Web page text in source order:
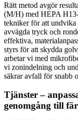
Rätt metod avgör
(M/H) med HEPA
tekniker för att
avvägda tryck och
effektiva,
styrs för att skydda
arbetar vi med
vi zonindelning och
säkrar avfall för snabb
Tjänster –
genomgång till